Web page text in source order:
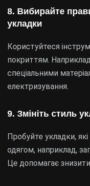
8. Вибирайте
укладки
Користуйтеся
покриттям.
спеціальними
електризування.
9. Змініть стиль
Пробуйте укладки,
одягом, наприклад,
Це допомагає